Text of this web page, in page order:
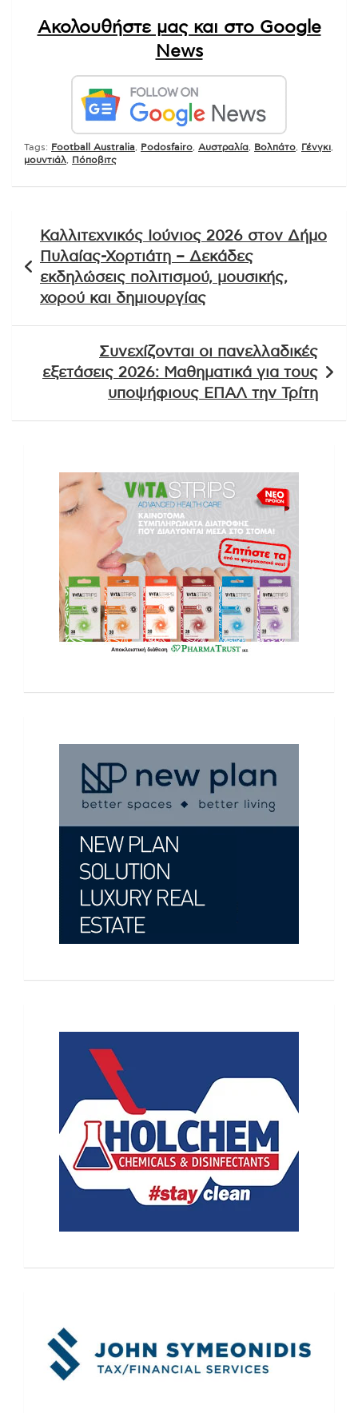
Ακολουθήστε μας και στο Google
News
Tags: Football Australia Podosfairo Αυστραλία Βολπάτο Γένγκι
μουντιάλ
Πόποβιτς
άρθρων
Καλλιτεχνικός Ιούνιος 2026 στον Δήμο
Πυλαίας-Χορτιάτη – Δεκάδες
εκδηλώσεις πολιτισμού, μουσικής,
χορού και δημιουργίας
Συνεχίζονται οι πανελλαδικές
εξετάσεις 2026: Μαθηματικά για τους
υποψήφιους ΕΠΑΛ την Τρίτη